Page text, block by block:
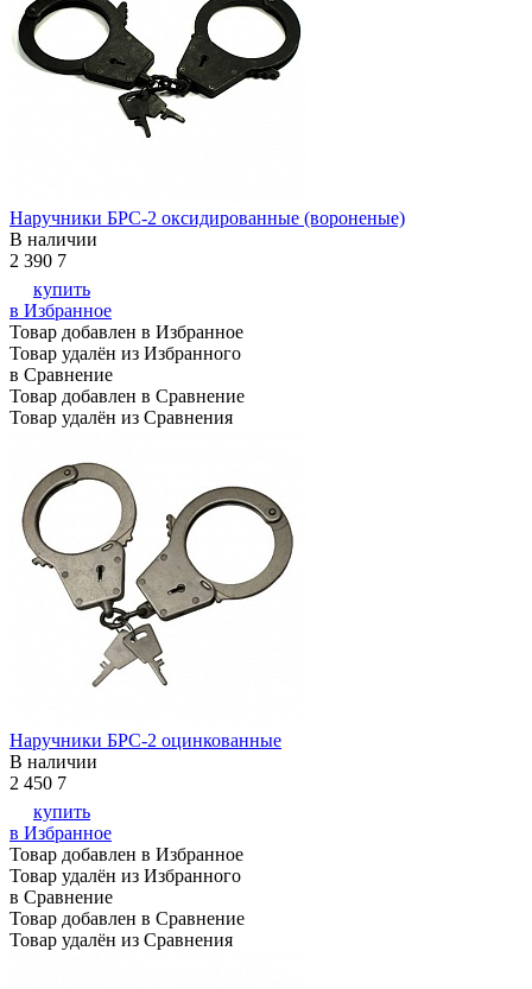
Наручники БРС-2 оксидированные (вороненые)
В наличии
2 390 7
купить
в Избранное
Товар добавлен в Избранное
Товар удалён из Избранного
в Сравнение
Товар добавлен в Сравнение
Товар удалён из Сравнения
Наручники БРС-2 оцинкованные
В наличии
2 450 7
купить
в Избранное
Товар добавлен в Избранное
Товар удалён из Избранного
в Сравнение
Товар добавлен в Сравнение
Товар удалён из Сравнения